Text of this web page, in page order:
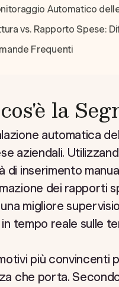
Automatico
vs. Rapporto Spese:
Frequenti
la
automatica
aziendali.
di inserimento
dei rapporti
migliore
tempo reale sulle
più convincenti
che porta.